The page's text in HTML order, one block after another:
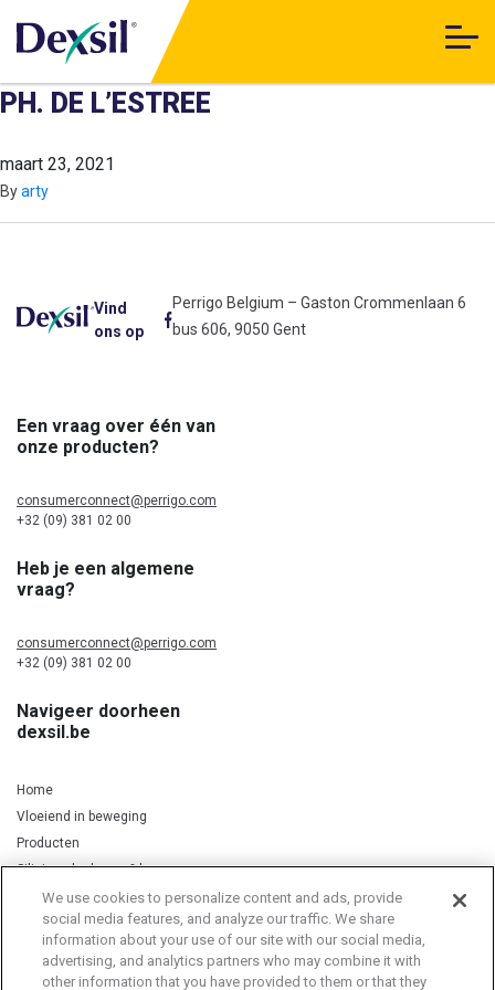
PH. DE L’ESTREE
maart 23, 2021
Byarty
Vind
ons op
Perrigo Belgium – Gaston Crommenlaan 6
bus 606, 9050 Gent
Een vraag over één van
onze producten?
consumerconnect@perrigo.com
+32 (09) 381 02 00
Heb je een algemene
vraag?
consumerconnect@perrigo.com
+32 (09) 381 02 00
Navigeer doorheen
dexsil.be
Home
Vloeiend in beweging
Producten
Silicium, kurkuma & koper
Privacy Notice Cookie Statement Cookie List
We use cookies to personalize content and ads, provide
social media features, and analyze our traffic. We share
information about your use of our site with our social media,
advertising, and analytics partners who may combine it with
other information that you have provided to them or that they